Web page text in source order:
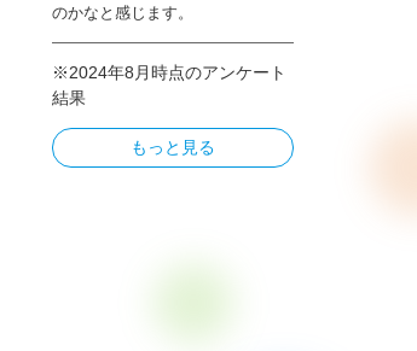
のかなと感じます。
※2024年8月時点のアンケート
結果
もっと見る